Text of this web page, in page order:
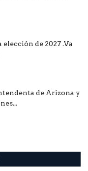
elección de 2027 .Va
de Arizona y